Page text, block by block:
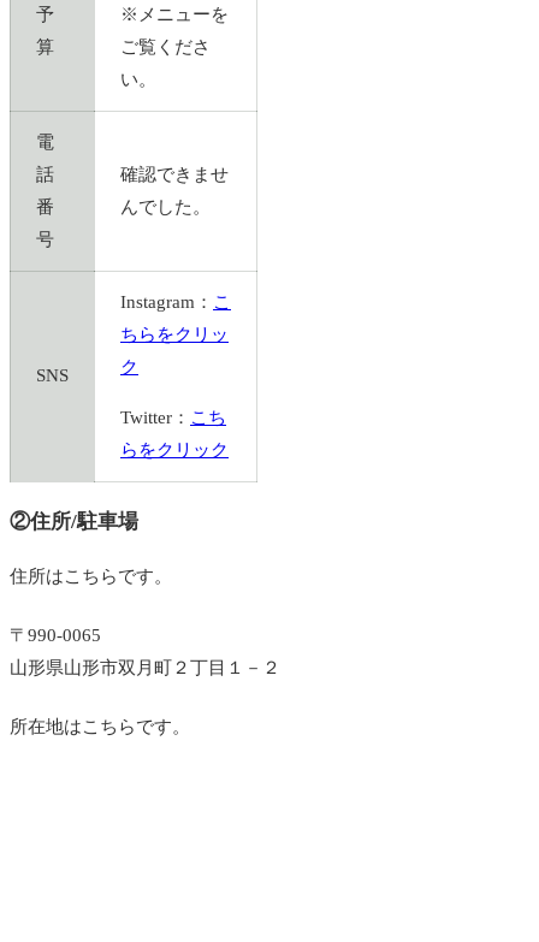
予
算
※メニューを
ご覧くださ
い。
電
話
番
号
確認できませ
んでした。
SNS
Instagram： こ
ちらをクリッ
ク
Twitter： こち
らをクリック
②住所/駐車場
住所はこちらです。
〒990-0065
山形県山形市双月町２丁目１－２
所在地はこちらです。